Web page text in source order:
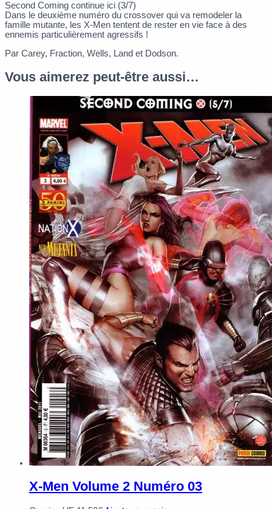
Second Coming continue ici (3/7)
Dans le deuxième numéro du crossover qui va remodeler la
famille mutante, les X-Men tentent de rester en vie face à des
ennemis particulièrement agressifs !
Par Carey, Fraction, Wells, Land et Dodson.
Vous aimerez peut-être aussi…
X-Men Volume 2 Numéro 03